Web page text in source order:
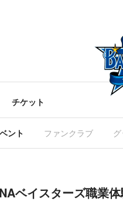
チケット
ント ファンクラブ
ベイスターズ職業